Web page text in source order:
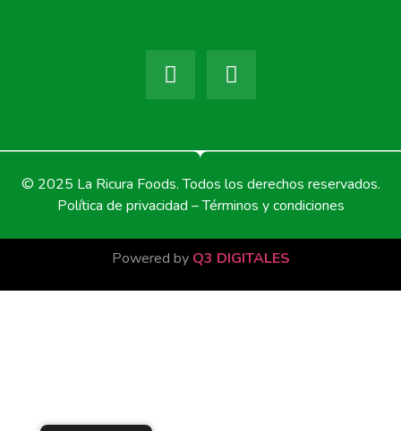
© 2025 La Ricura Foods. Todos los derechos reservados.
Política de privacidad – Términos y condiciones
Powered by Q3 DIGITALES